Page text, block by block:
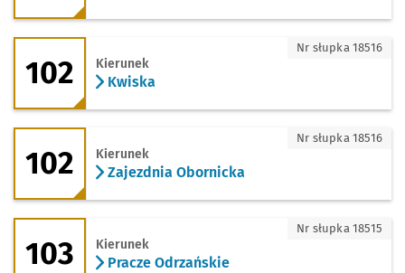
102 - kierunek Kwiska
102 Kierunek
Kwiska
Nr słupka 18516
102 - kierunek Zajezdnia Obornicka
102 Kierunek
Zajezdnia Obornicka
Nr słupka 18516
103 - kierunek Pracze Odrzańskie
103 Kierunek
Pracze Odrzańskie
Nr słupka 18515